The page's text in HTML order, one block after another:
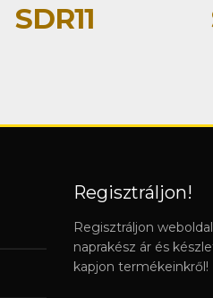
SDR11
Regisztráljon!
Regisztráljon
naprakész ár és
kapjon termékeinkről!